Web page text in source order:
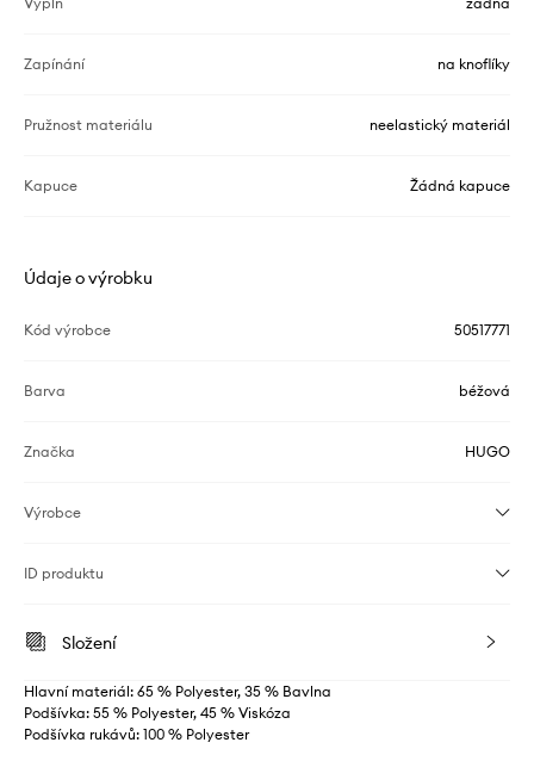
Zapínání na knoflíky
Pružnost materiálu neelastický materiál
Kapuce Žádná kapuce
Údaje o výrobku
Kód výrobce 50517771
Barva béžová
Značka HUGO
Výrobce
ID produktu
Složení
Hlavní materiál: 65 % Polyester, 35 % Bavlna
Podšívka: 55 % Polyester, 45 % Viskóza
Podšívka rukávů: 100 % Polyester